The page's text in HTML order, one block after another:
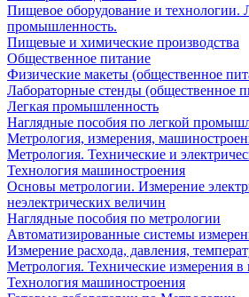
Пищевое оборудование и технологии.
промышленность.
Пищевые и химические производства
Общественное питание
Физические макеты (общественное
Лабораторные стенды (общественное
Легкая промышленность
Наглядные пособия по легкой
Метрология, измерения,
Метрология. Технические и
Технология машиностроения
Основы метрологии. Измерение
неэлектрических величин
Наглядные пособия по метрологии
Автоматизированные системы
Измерение расхода, давления,
Метрология. Технические измерения
Технология машиностроения